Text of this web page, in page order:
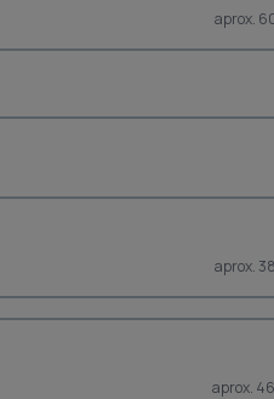
aprox.
aprox.
aprox.